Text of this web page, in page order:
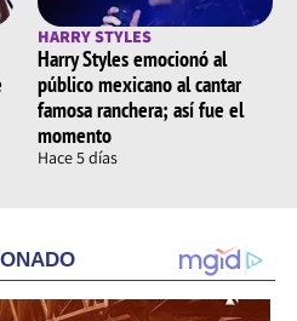
HARRY STYLES
Harry Styles emocionó al
público mexicano al cantar
famosa ranchera; así fue el
momento
Hace 5 días